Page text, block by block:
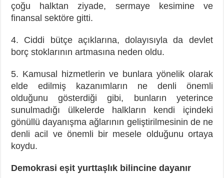
çoğu halktan ziyade, sermaye kesimine ve
finansal sektöre gitti.
4. Ciddi bütçe açıklarına, dolayısıyla da devlet
borç stoklarının artmasına neden oldu.
5. Kamusal hizmetlerin ve bunlara yönelik olarak
elde edilmiş kazanımların ne denli önemli
olduğunu gösterdiği gibi, bunların yeterince
sunulmadığı ülkelerde halkların kendi içindeki
gönüllü dayanışma ağlarının geliştirilmesinin de ne
denli acil ve önemli bir mesele olduğunu ortaya
koydu.
Demokrasi eşit yurttaşlık bilincine dayanır